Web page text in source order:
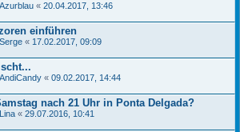
Azurblau « 20.04.2017, 13:46
einführen
Serge « 17.02.2017, 09:09
AndiCandy « 09.02.2017, 14:44
nach 21 Uhr in Ponta Delgada?
Lina « 29.07.2016, 10:41